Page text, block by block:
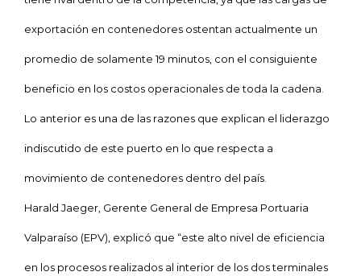
exportación en contenedores ostentan actualmente un
promedio de solamente 19 minutos, con el consiguiente
beneficio en los costos operacionales de toda la cadena.
Lo anterior es una de las razones que explican el liderazgo
indiscutido de este puerto en lo que respecta a
movimiento de contenedores dentro del país.
Harald Jaeger, Gerente General de Empresa Portuaria
Valparaíso (EPV), explicó que “este alto nivel de eficiencia
en los procesos realizados al interior de los dos terminales